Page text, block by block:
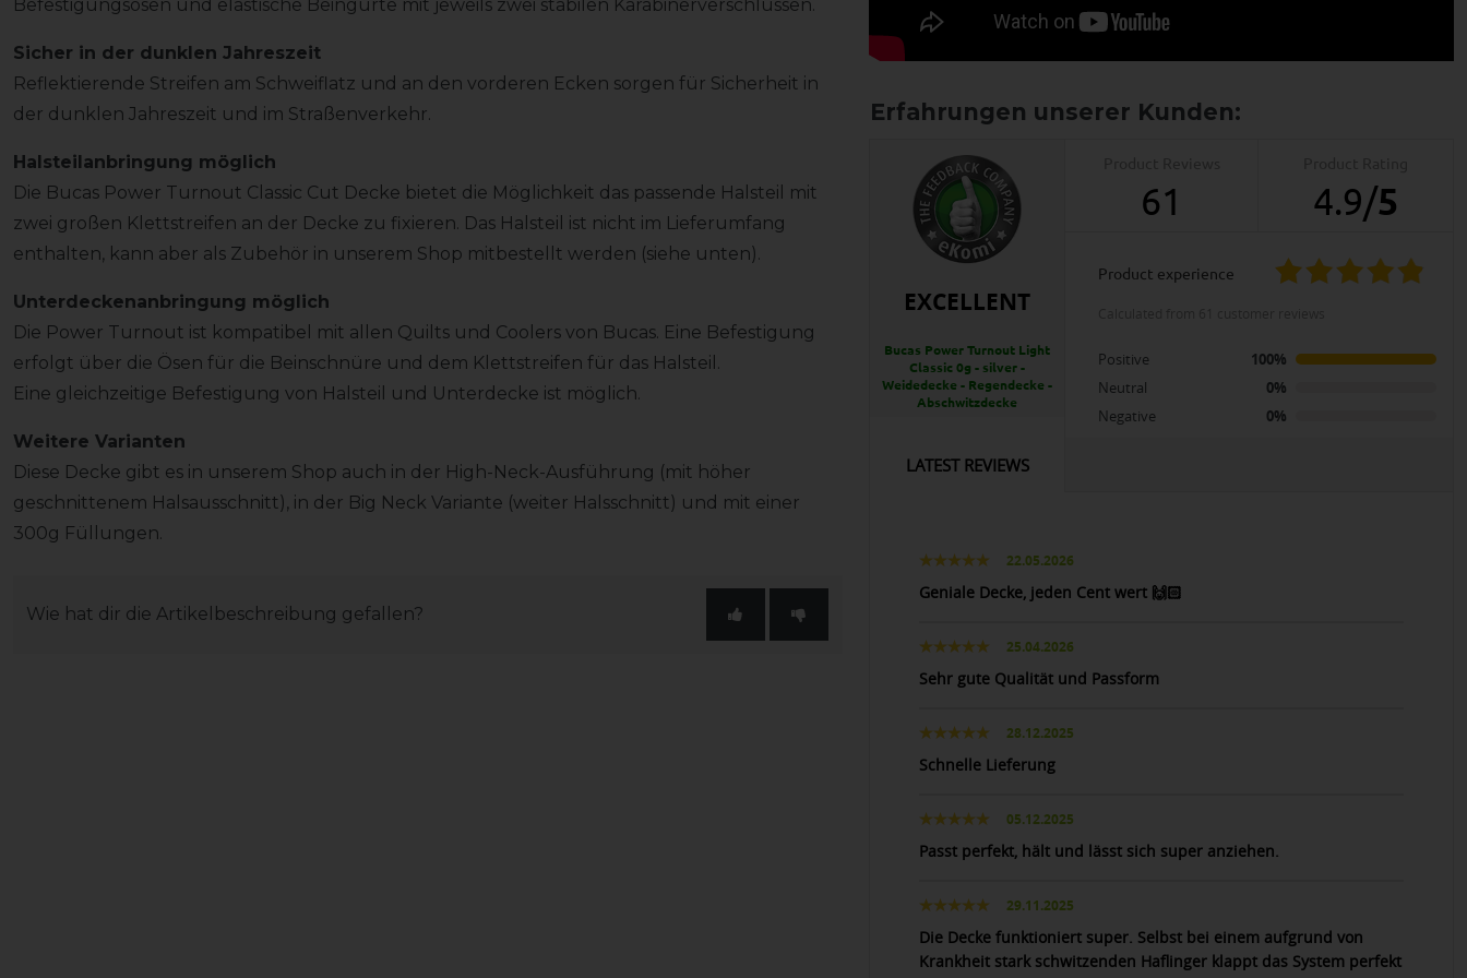
Befestigungsösen und elastische Beingurte mit jeweils zwei stabilen Karabinerverschlüssen.
Sicher in der dunklen Jahreszeit
Reflektierende Streifen am Schweiflatz und an den vorderen Ecken sorgen für Sicherheit in
der dunklen Jahreszeit und im Straßenverkehr.
Halsteilanbringung möglich
Die Bucas Power Turnout Classic Cut Decke bietet die Möglichkeit das passende Halsteil mit
zwei großen Klettstreifen an der Decke zu fixieren. Das Halsteil ist nicht im Lieferumfang
enthalten, kann aber als Zubehör in unserem Shop mitbestellt werden (siehe unten).
Unterdeckenanbringung möglich
Die Power Turnout ist kompatibel mit allen Quilts und Coolers von Bucas. Eine Befestigung
erfolgt über die Ösen für die Beinschnüre und dem Klettstreifen für das Halsteil.
Eine gleichzeitige Befestigung von Halsteil und Unterdecke ist möglich.
Weitere Varianten
Diese Decke gibt es in unserem Shop auch in der High-Neck-Ausführung (mit höher
geschnittenem Halsausschnitt), in der Big Neck Variante (weiter Halsschnitt) und mit einer
300g Füllungen.
Wie hat dir die Artikelbeschreibung gefallen?
EXCELLENT
Bucas Power Turnout Light
Classic 0g - silver -
Weidedecke - Regendecke -
Abschwitzdecke
61 4.9/5
product experience
Positive
100%
Neutral
0%
Negative
0%
LATEST REVIEWS
22.05.2026
Geniale Decke, jeden Cent wert 🙌🏻
25.04.2026
Sehr gute Qualität und Passform
28.12.2025
Schnelle Lieferung
05.12.2025
Passt perfekt, hält und lässt sich super anziehen.
29.11.2025
Die Decke funktioniert super. Selbst bei einem aufgrund von
Krankheit stark schwitzenden Haflinger klappt das System perfekt